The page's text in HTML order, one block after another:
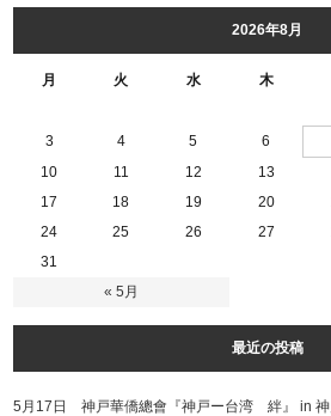
2026年8月
月 火 水 木
« 5月
3
4 5 6
10
11 12 13
17
18 19 20
24
25 26 27
31
最近の投稿
5月17日 神戸華僑總會『神戸ー台湾 絆』 in 神